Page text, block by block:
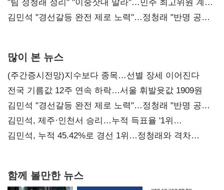
"팀 정청래 정리" "이중잣대 말라"…민주 최고위원 계파
다툼 격화
김민석 "경선갈등 완전 제로 노력"…정청래 "반명 공세
많이 본 뉴스
(주간증시전망)지수보다 종목…선별 장세 이어진다
전국 기름값 12주 연속 하락…서울 휘발윳값 1909원
김민석 "경선갈등 완전 제로 노력"…정청래 "반명 공세
사과부터"
김민석, 제주·인천서 승리…누적 득표율 '1위
탈환'(종합)
김민석, 누적 45.42%로 경선 1위…정청래와 격차
함께 볼만한 뉴스